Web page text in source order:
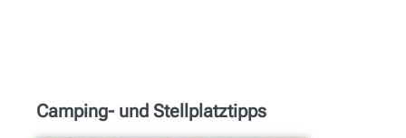
Camping- und Stellplatztipps